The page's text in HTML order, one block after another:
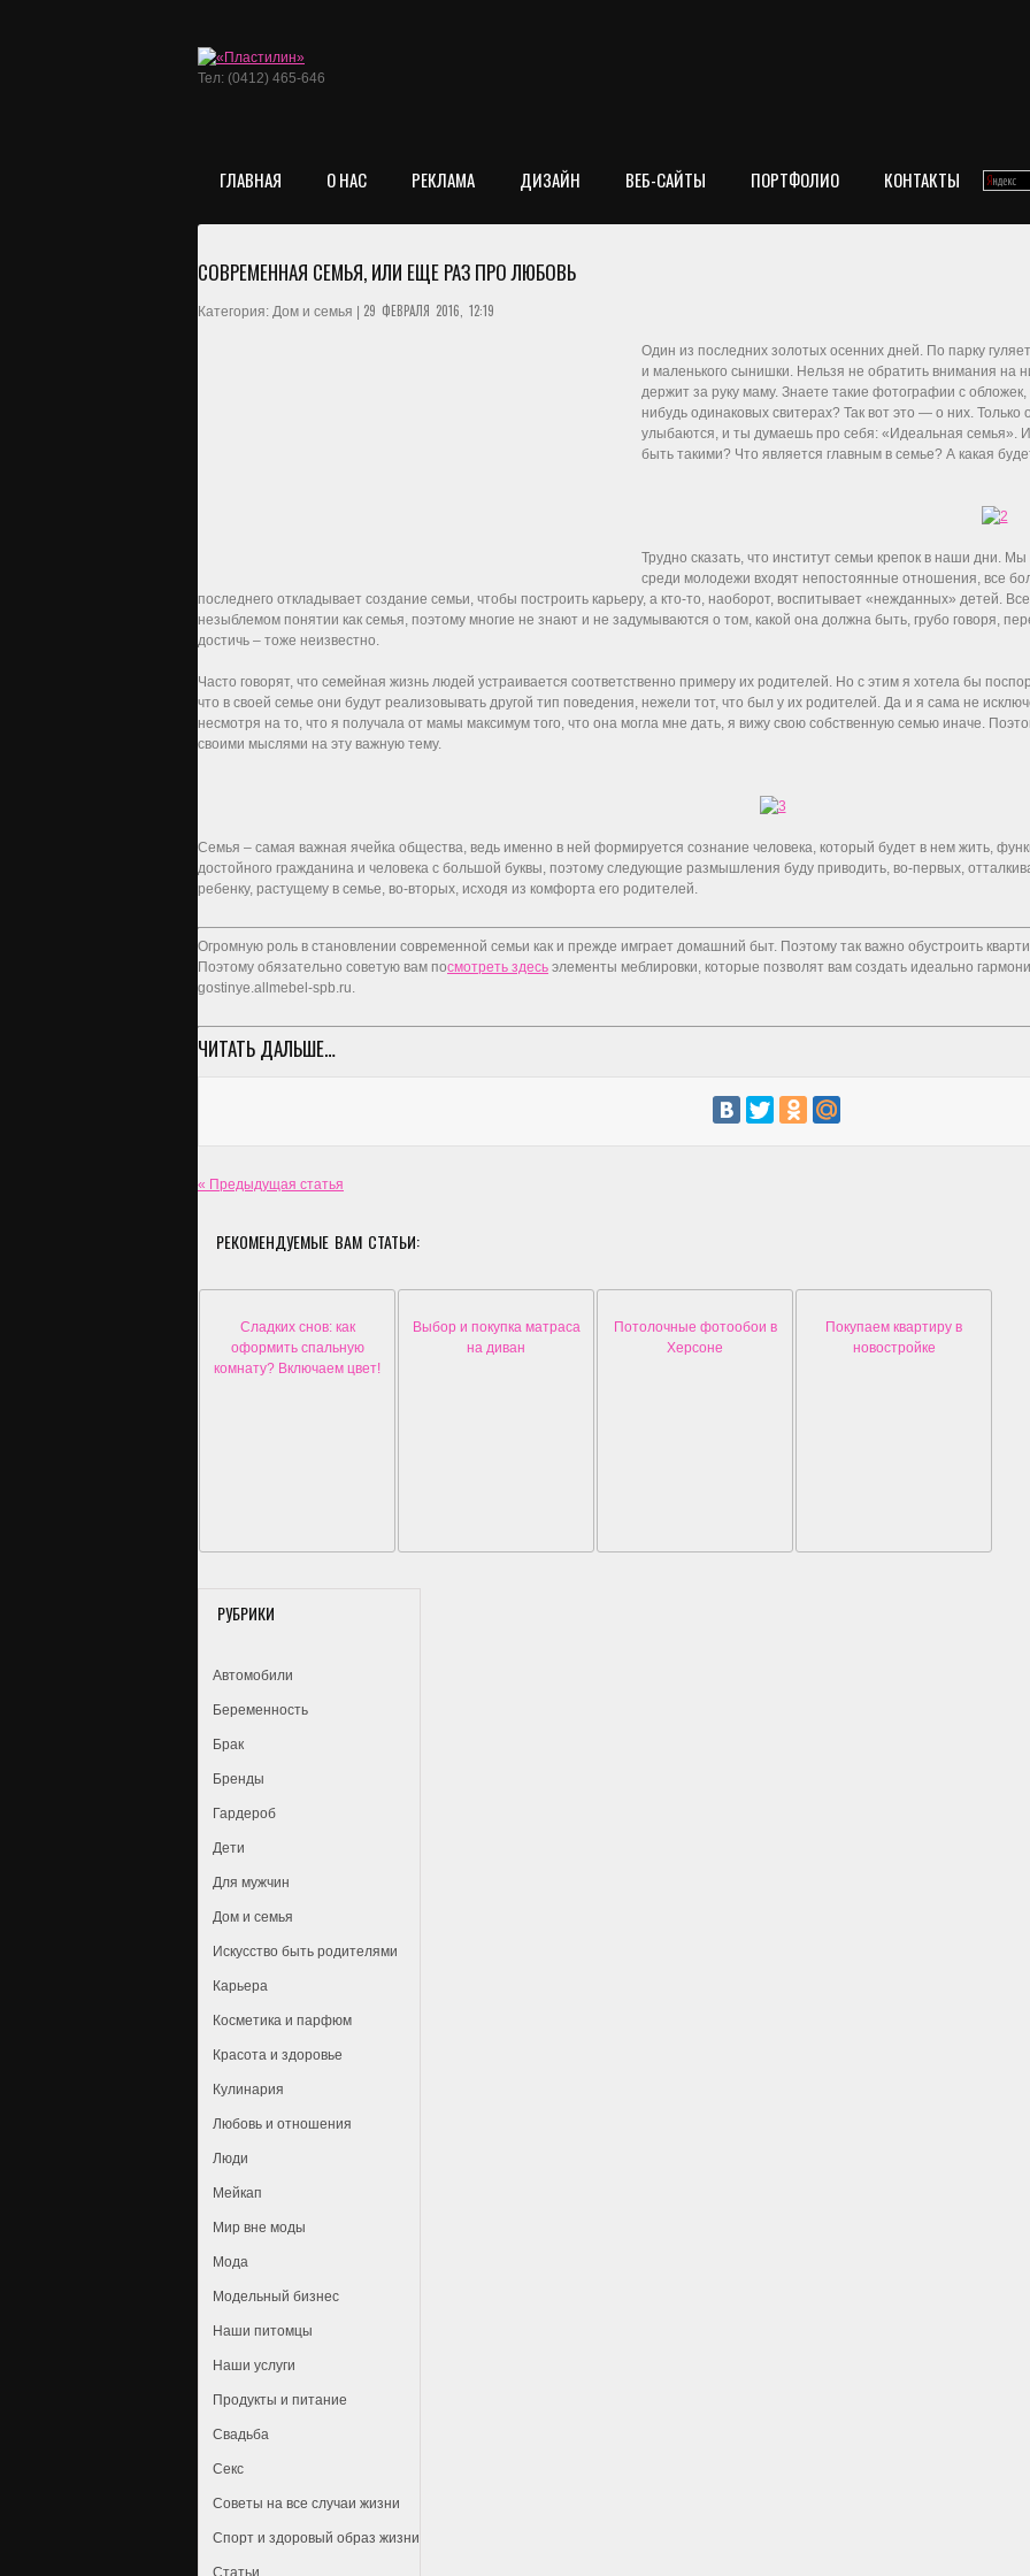
Тел: (0412) 465-646
ГЛАВНАЯ О НАС РЕКЛАМА ДИЗАЙН ВЕБ-САЙТЫ ПОРТФОЛИО КОНТАКТЫ
СОВРЕМЕННАЯ СЕМЬЯ, ИЛИ ЕЩЕ РАЗ ПРО ЛЮБОВЬ
Категория: Дом и семья | 29 ФЕВРАЛЯ 2016, 12:19
Один из последних золотых осенних дней. По парку
и маленького сынишки. Нельзя не обратить внимания на
держит за руку маму. Знаете такие фотографии с
нибудь одинаковых свитерах? Так вот это — о них.
улыбаются, и ты думаешь про себя: «Идеальная семья».
быть такими? Что является главным в семье? А какая
Трудно сказать, что институт семьи крепок в наши дни.
среди молодежи входят непостоянные отношения, все
последнего откладывает создание семьи, чтобы построить карьеру, а кто-то, наоборот, воспитывает «нежданных» детей.
незыблемом понятии как семья, поэтому многие не знают и не задумываются о том, какой она должна быть, грубо говоря,
достичь – тоже неизвестно.
Часто говорят, что семейная жизнь людей устраивается соответственно примеру их родителей. Но с этим я хотела бы
что в своей семье они будут реализовывать другой тип поведения, нежели тот, что был у их родителей. Да и я сама не
несмотря на то, что я получала от мамы максимум того, что она могла мне дать, я вижу свою собственную семью иначе.
своими мыслями на эту важную тему.
Семья – самая важная ячейка общества, ведь именно в ней формируется сознание человека, который будет в нем жить,
достойного гражданина и человека с большой буквы, поэтому следующие размышления буду приводить, во-первых,
ребенку, растущему в семье, во-вторых, исходя из комфорта его родителей.
Огромную роль в становлении современной семьи как и прежде имграет домашний быт. Поэтому так важно обустроить
Поэтому обязательно советую вам посмотреть здесь элементы меблировки, которые позволят вам создать идеально
gostinye.allmebel-spb.ru.
ЧИТАТЬ ДАЛЬШЕ…
« Предыдущая статья
РЕКОМЕНДУЕМЫЕ ВАМ СТАТЬИ:
Сладких снов: как
оформить спальную
комнату? Включаем цвет!
Выбор и покупка матраса
на диван
Потолочные фотообои в
Херсоне
Покупаем квартиру в
новостройке
РУБРИКИ
Автомобили
Беременность
Брак
Бренды
Гардероб
Дети
Для мужчин
Дом и семья
Искусство быть родителями
Карьера
Косметика и парфюм
Красота и здоровье
Кулинария
Любовь и отношения
Люди
Мейкап
Мир вне моды
Мода
Модельный бизнес
Наши питомцы
Наши услуги
Продукты и питание
Свадьба
Секс
Советы на все случаи жизни
Спорт и здоровый образ жизни
Статьи